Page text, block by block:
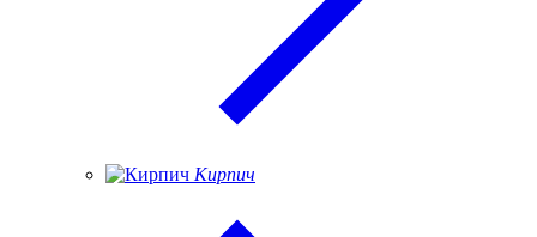
Кирпич